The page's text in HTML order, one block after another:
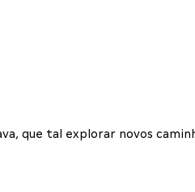
que tal explorar novos